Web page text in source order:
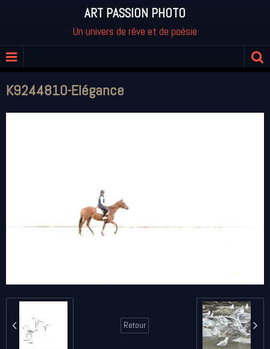
ART PASSION PHOTO
Un univers de rêve et de poésie
K9244810-Elégance
Retour